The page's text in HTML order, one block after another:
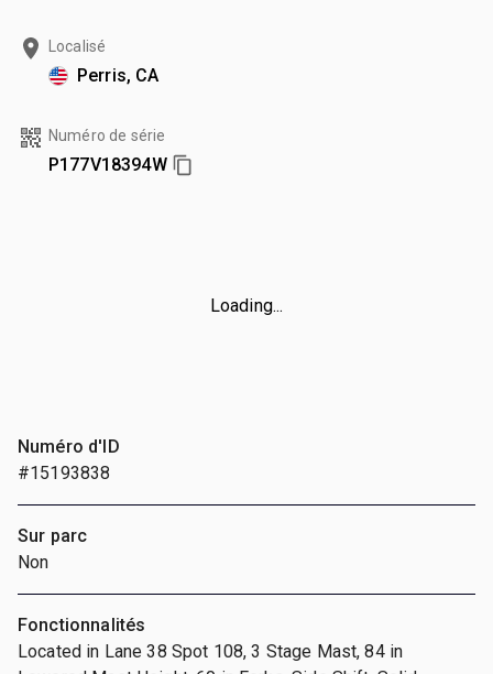
Localisé
Perris, CA
Numéro de série
P177V18394W
Loading...
Numéro d'ID
#15193838
Sur parc
Non
Fonctionnalités
Located in Lane 38 Spot 108, 3 Stage Mast, 84 in